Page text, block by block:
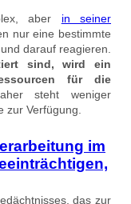
aber in seiner
nur eine bestimmte
darauf reagieren.
sind, wird ein
für die
steht weniger
zur Verfügung.
im
das zur